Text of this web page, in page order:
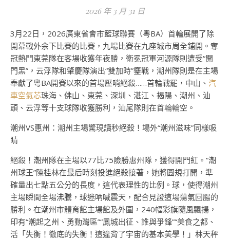
2026 年 3 月 31 日
3月22日，2026廣東省會市籃球聯賽（粵BA）首輪展開了除
開幕戰外余下比賽的比賽，九場比賽在九座城市周全鋪開。奪
冠熱門東莞隊在客場收獲年夜勝，衛冕冠軍河源隊則遭受“開
門黑”，云浮隊和肇慶隊演出“雙加時”鏖戰，潮州隊則是在主場
奉獻了粵BA開賽以來的首場壓哨絕殺……首輪戰罷，中山、 汽
車空氣芯珠海、佛山、東莞、深圳、湛江、揭陽、潮州、汕
頭、云浮等十支球隊收獲勝利，汕尾隊則在首輪輪空。
潮州VS惠州：潮州主場驚現讀秒絕殺！場外“潮州滋味”同樣吸
睛
絕殺！潮州隊在主場以77比75險勝惠州隊，獲得開門紅。“潮
州球王”陳桂林在最后時刻投進絕殺接著，她將圓規打開，準
確量出七點五公分的長度，這代表理性的比例。球，使得潮州
主場瞬間全場沸騰，球迷吶喊震天，配合見證這場蕩氣回腸的
勝利。在潮州市體育館主場館及外圍，240幅彩旗隨風飄揚，
印有“潮起之州、勇動灣區”“鳳城出征、誰與爭鋒”“美食之都、
活「失衡！徹底的失衡！這違背了宇宙的基本美學！」林天秤